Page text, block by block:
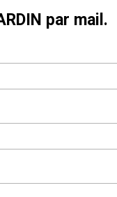
par mail.